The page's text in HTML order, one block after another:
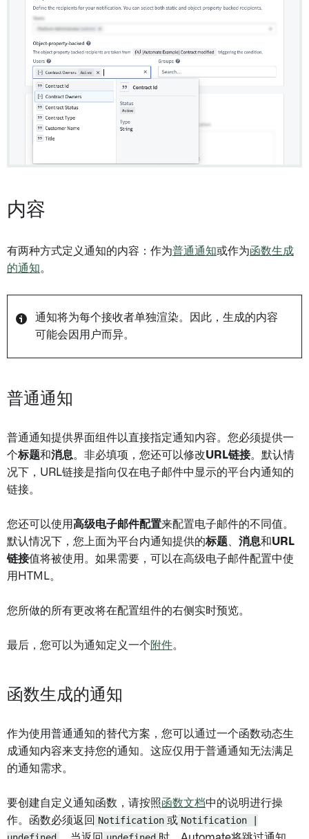
内容
有两种方式定义通知的内容：作为普通通知或作为函数生成
的通知。
通知将为每个接收者单独渲染。因此，生成的内容
可能会因用户而异。
普通通知
普通通知提供界面组件以直接指定通知内容。您必须提供一
个标题和消息。非必填项，您还可以修改URL链接。默认情
况下，URL链接是指向仅在电子邮件中显示的平台内通知的
链接。
您还可以使用 高级电子邮件配置来配置电子邮件的不同值。
默认情况下，您上面为平台内通知提供的标题 消息和URL
链接值将被使用。如果需要，可以在高级电子邮件配置中使
用HTML。
您所做的所有更改将在配置组件的右侧实时预览。
最后，您可以为通知定义一个附件。
函数生成的通知
作为使用普通通知的替代方案，您可以通过一个函数动态生
成通知内容来支持您的通知。这应仅用于普通通知无法满足
的通知需求。
要创建自定义通知函数，请按照函数文档中的说明进行操
作。函数必须返回
Notification 或 Notification |